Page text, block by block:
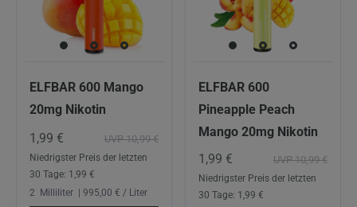
ELFBAR 600 Mango
20mg Nikotin
UVP 10,99 €
1,99 €
Niedrigster Preis der letzten
30 Tage: 1,99 €
2 Milliliter | 995,00 € / Liter
ELFBAR 600
Pineapple Peach
Mango 20mg Nikotin
UVP 10,99 €
1,99 €
Niedrigster Preis der letzten
30 Tage: 1,99 €